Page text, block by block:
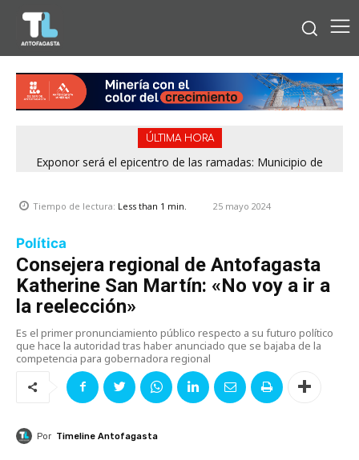
ÚLTIMA HORA
Exponor será el epicentro de las ramadas: Municipio de
Tiempo de lectura: Less than 1 min. 25 mayo 2024
Política
Consejera regional de Antofagasta
Katherine San Martín: «No voy a ir a
la reelección»
Es el primer pronunciamiento público respecto a su futuro político
que hace la autoridad tras haber anunciado que se bajaba de la
competencia para gobernadora regional
Por Timeline Antofagasta